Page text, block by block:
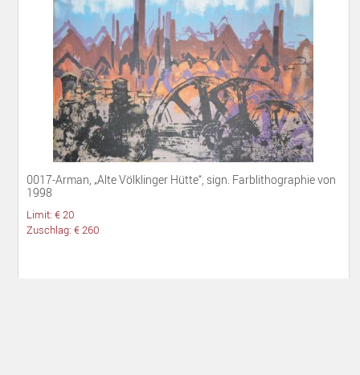
0017-Arman, „Alte Völklinger Hütte“, sign. Farblithographie von
1998
Limit: € 20
Zuschlag: € 260